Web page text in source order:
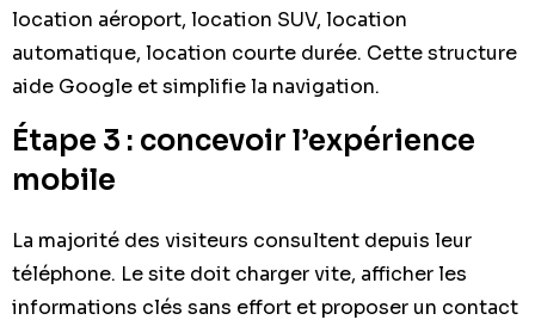
location aéroport, location SUV, location
automatique, location courte durée. Cette structure
aide Google et simplifie la navigation.
Étape 3 : concevoir l’expérience
mobile
La majorité des visiteurs consultent depuis leur
téléphone. Le site doit charger vite, afficher les
informations clés sans effort et proposer un contact